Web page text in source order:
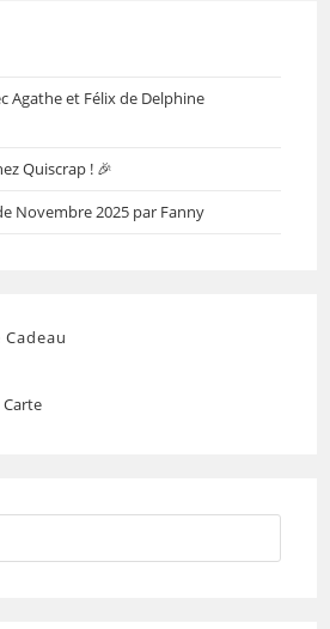
Agathe et Félix de Delphine
Quiscrap ! 🎉
Novembre 2025 par Fanny
Carte